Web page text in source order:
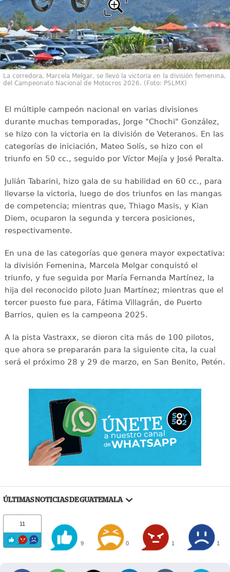
La corredora, Marcela Melgar, se llevó la victoria en la división femenina,
del Campeonato Nacional de Motocros 2026. (Foto: PSLMX)
El múltiple campeón nacional en varias divisiones
durante muchas temporadas, Jorge "Chochi" González,
se hizo con la victoria en la división de Veteranos. En las
categorías de iniciación, Mateo Solís, se hizo con el
triunfo en 50 cc., seguido por Víctor Mejía y José Peralta.
Julián Tabarini, hizo gala de su habilidad en 60 cc., para
llevarse la victoria, luego de dos triunfos en las mangas
de competencia; mientras que, Thiago Masis, y Kian
Diem, ocuparon la segunda y tercera posiciones,
respectivamente.
En una de las categorías que genera mayor expectativa:
la división Femenina, Marcela Melgar conquistó el
triunfo, y fue seguida por María Fernanda Martínez, la
hija del reconocido piloto Juan Martínez; mientras que el
tercer puesto fue para, Fátima Villagrán, de Puerto
Barrios, quien es la campeona 2025.
A la pista Vastraxx, se dieron cita más de 100 pilotos,
que ahora se prepararán para la siguiente cita, la cual
será el próximo 28 y 29 de marzo, en San Benito, Petén.
ÚLTIMAS NOTICIAS DE GUATEMALA
11
9 0 1 1